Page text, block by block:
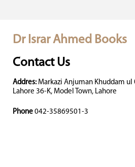
Dr Israr Ahmed Books
Contact Us
Addres: Markazi Anjuman Khuddam ul
Lahore 36-K, Model Town, Lahore
Phone 042-35869501-3